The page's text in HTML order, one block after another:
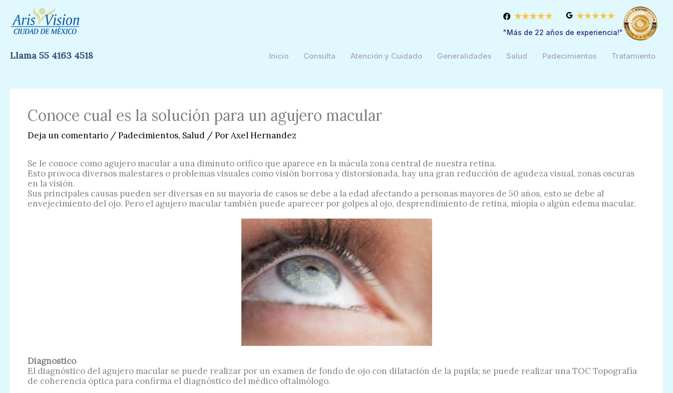
contenido
"Más de 22 años de experiencia!"
Llama 55 4163 4518 Inicio Consulta Atención y Cuidado Generalidades Salud Padecimientos Tratamiento
Conoce cual es la solución para un agujero macular
Deja un comentario /Padecimientos, Salud / PorAxel Hernandez
Se le conoce como agujero macular a una diminuto orifico que aparece en la mácula zona central de nuestra retina.
Esto provoca diversos malestares o problemas visuales como visión borrosa y distorsionada, hay una gran reducción de agudeza visual, zonas oscuras
en la visión.
Sus principales causas pueden ser diversas en su mayoría de casos se debe a la edad afectando a personas mayores de 50 años, esto se debe al
envejecimiento del ojo. Pero el agujero macular también puede aparecer por golpes al ojo, desprendimiento de retina, miopía o algún edema macular.
Diagnostico
El diagnóstico del agujero macular se puede realizar por un examen de fondo de ojo con dilatación de la pupila; se puede realizar una TOC Topografía
de coherencia óptica para confirma el diagnóstico del médico oftalmólogo.